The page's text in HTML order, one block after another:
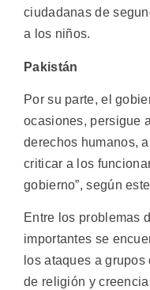
ciudadanas de
a los niños.
Pakistán
Por su parte, el
ocasiones, persigue
derechos humanos,
criticar a los
gobierno”, según
Entre los problemas
importantes se
los ataques a
de religión y